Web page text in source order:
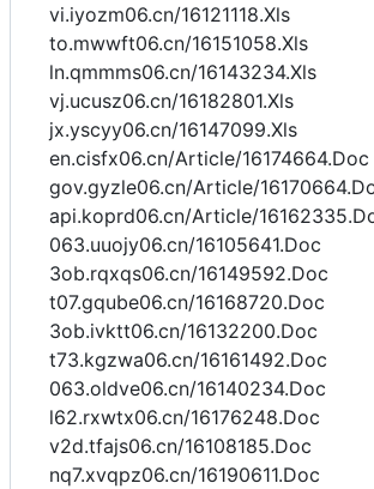
vi.iyozm06.cn/16121118.Xls
to.mwwft06.cn/16151058.Xls
ln.qmmms06.cn/16143234.Xls
vj.ucusz06.cn/16182801.Xls
jx.yscyy06.cn/16147099.Xls
en.cisfx06.cn/Article/16174664.Doc
gov.gyzle06.cn/Article/
api.koprd06.cn/Article/
063.uuojy06.cn/16105641.Doc
3ob.rqxqs06.cn/16149592.Doc
t07.gqube06.cn/16168720.Doc
3ob.ivktt06.cn/16132200.Doc
t73.kgzwa06.cn/16161492.Doc
063.oldve06.cn/16140234.Doc
l62.rxwtx06.cn/16176248.Doc
v2d.tfajs06.cn/16108185.Doc
nq7.xvqpz06.cn/16190611.Doc